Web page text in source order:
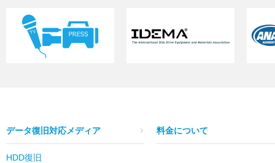
データ復旧対応メディア
HDD復旧
料金について